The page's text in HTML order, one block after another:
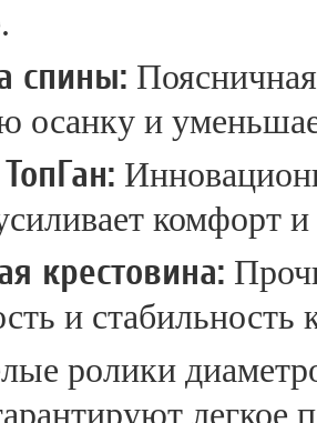
спины:
осанку и
комфорт
крестовина:
и стабильность
ролики
легкое